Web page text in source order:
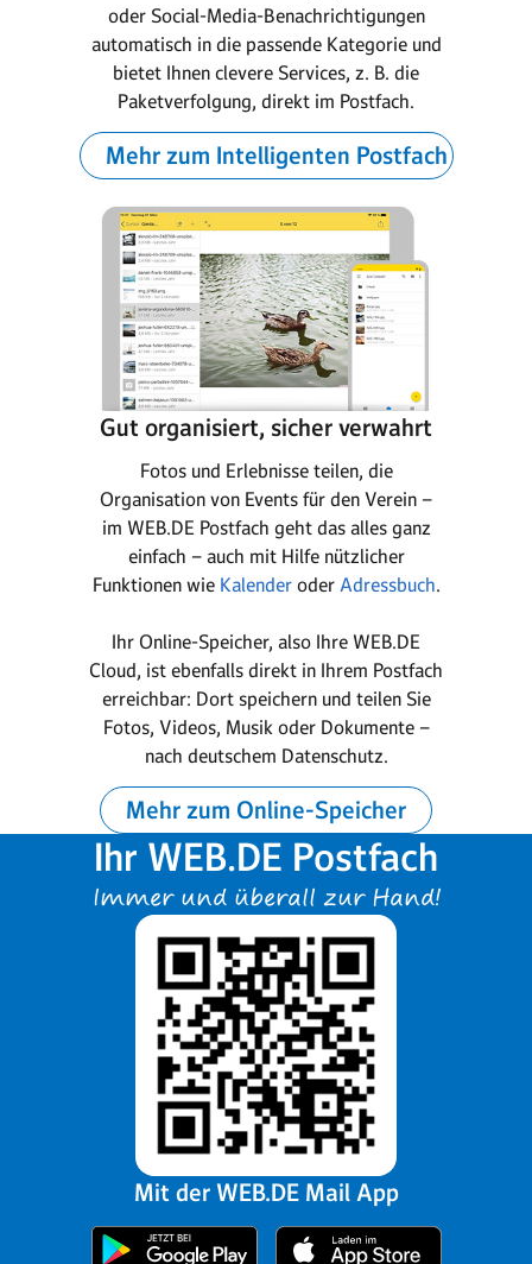
oder Social-Media-Benach­richtigungen
automatisch in die passende Kategorie und
bietet Ihnen clevere Services, z. B. die
Paket­ver­folgung, direkt im Postfach.
Mehr zum Intelligenten Postfach
Gut organisiert, sicher verwahrt
Fotos und Erlebnisse teilen, die
Organisation von Events für den Verein –
im WEB.DE Postfach geht das alles ganz
einfach – auch mit Hilfe nützlicher
Funktionen wie Kalenderoder Adressbuch.
Ihr Online-Speicher, also Ihre WEB.DE
Cloud, ist ebenfalls direkt in Ihrem Postfach
erreichbar: Dort speichern und teilen Sie
Fotos, Videos, Musik oder Dokumente –
nach deutschem Datenschutz.
Mehr zum Online-Speicher
Ihr WEB.DE Postfach
Immer und überall zur Hand!
Mit der WEB.DE Mail App